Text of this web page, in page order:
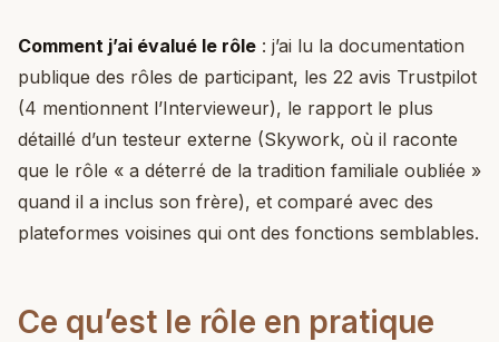
Comment j’ai évalué le rôle : j’ai lu la documentation
publique des rôles de participant, les 22 avis Trustpilot
(4 mentionnent l’Intervieweur), le rapport le plus
détaillé d’un testeur externe (Skywork, où il raconte
que le rôle « a déterré de la tradition familiale oubliée »
quand il a inclus son frère), et comparé avec des
plateformes voisines qui ont des fonctions semblables.
Ce qu’est le rôle en pratique